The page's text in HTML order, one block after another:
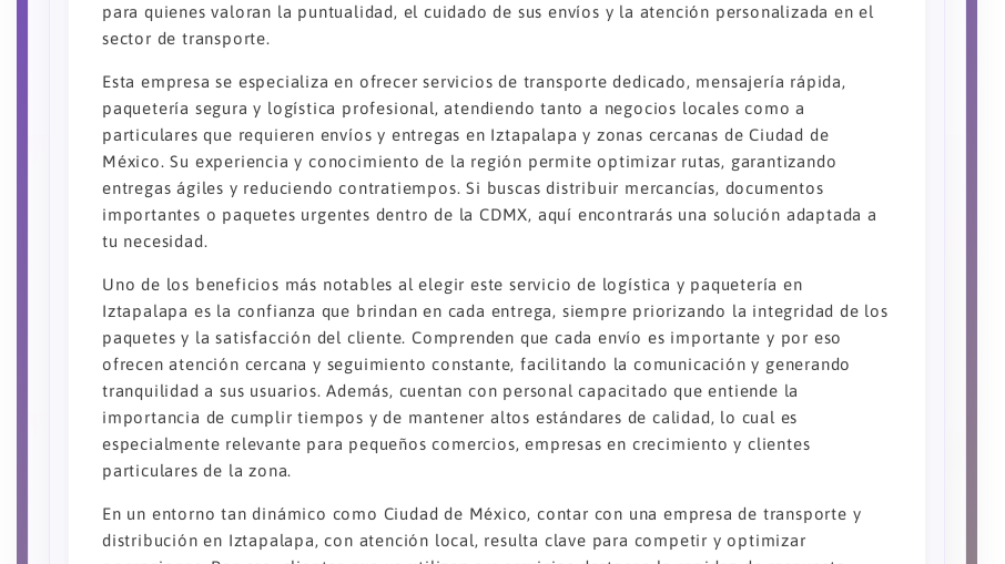
para quienes valoran la puntualidad, el cuidado de sus envíos y la atención personalizada en el
sector de transporte.
Esta empresa se especializa en ofrecer servicios de transporte dedicado, mensajería rápida,
paquetería segura y logística profesional, atendiendo tanto a negocios locales como a
particulares que requieren envíos y entregas en Iztapalapa y zonas cercanas de Ciudad de
México. Su experiencia y conocimiento de la región permite optimizar rutas, garantizando
entregas ágiles y reduciendo contratiempos. Si buscas distribuir mercancías, documentos
importantes o paquetes urgentes dentro de la CDMX, aquí encontrarás una solución adaptada a
tu necesidad.
Uno de los beneficios más notables al elegir este servicio de logística y paquetería en
Iztapalapa es la confianza que brindan en cada entrega, siempre priorizando la integridad de los
paquetes y la satisfacción del cliente. Comprenden que cada envío es importante y por eso
ofrecen atención cercana y seguimiento constante, facilitando la comunicación y generando
tranquilidad a sus usuarios. Además, cuentan con personal capacitado que entiende la
importancia de cumplir tiempos y de mantener altos estándares de calidad, lo cual es
especialmente relevante para pequeños comercios, empresas en crecimiento y clientes
particulares de la zona.
En un entorno tan dinámico como Ciudad de México, contar con una empresa de transporte y
distribución en Iztapalapa, con atención local, resulta clave para competir y optimizar